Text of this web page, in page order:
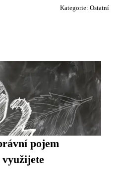
Kategorie: Ostatní
pojem
využijete